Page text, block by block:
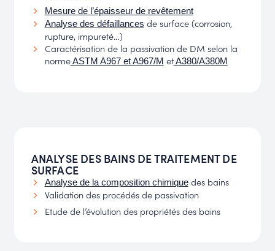
Mesure de l’épaisseur de revêtement
Analyse des défaillances de surface (corrosion,
rupture, impureté…)
Caractérisation de la passivation de DM selon la
normeASTM A967 et A967/M etA380/A380M
ANALYSE DES BAINS DE TRAITEMENT DE
SURFACE
Analyse de la composition chimiquedes bains
Validation des procédés de passivation
Etude de l’évolution des propriétés des bains